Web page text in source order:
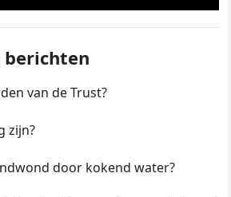
berichten
van de Trust?
zijn?
door kokend water?